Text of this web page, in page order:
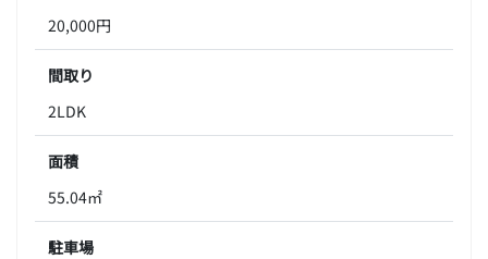
20,000円
間取り
2LDK
面積
55.04㎡
駐車場